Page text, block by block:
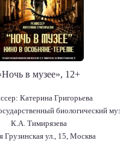
в музее», 12+
Катерина Григорьева
биологический
К.А. Тимирязева
Грузинская ул., 15, Москва